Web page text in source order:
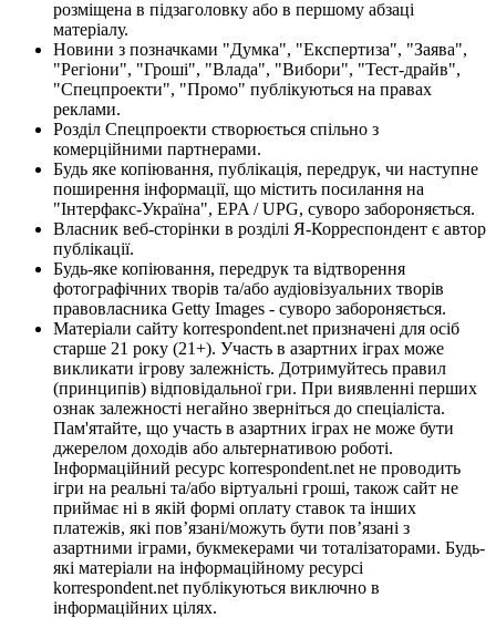
розміщена в підзаголовку або в першому абзаці
матеріалу.
Новини з позначками "Думка", "Експертиза", "Заява",
"Регіони", "Гроші", "Влада", "Вибори", "Тест-драйв",
"Спецпроекти", "Промо" публікуються на правах
реклами.
Розділ Спецпроекти створюється спільно з
комерційними партнерами.
Будь яке копіювання, публікація, передрук, чи наступне
поширення інформації, що містить посилання на
"Інтерфакс-Україна", EPA / UPG, суворо забороняється.
Власник веб-сторінки в розділі Я-Корреспондент є автор
публікації.
Будь-яке копіювання, передрук та відтворення
фотографічних творів та/або аудіовізуальних творів
правовласника Getty Images - суворо забороняється.
Матеріали сайту korrespondent.net призначені для осіб
старше 21 року (21+). Участь в азартних іграх може
викликати ігрову залежність. Дотримуйтесь правил
(принципів) відповідальної гри. При виявленні перших
ознак залежності негайно зверніться до спеціаліста.
Пам'ятайте, що участь в азартних іграх не може бути
джерелом доходів або альтернативою роботі.
Інформаційний ресурс korrespondent.net не проводить
ігри на реальні та/або віртуальні гроші, також сайт не
приймає ні в якій формі оплату ставок та інших
платежів, які пов’язані/можуть бути пов’язані з
азартними іграми, букмекерами чи тоталізаторами. Будь-
які матеріали на інформаційному ресурсі
korrespondent.net публікуються виключно в
інформаційних цілях.